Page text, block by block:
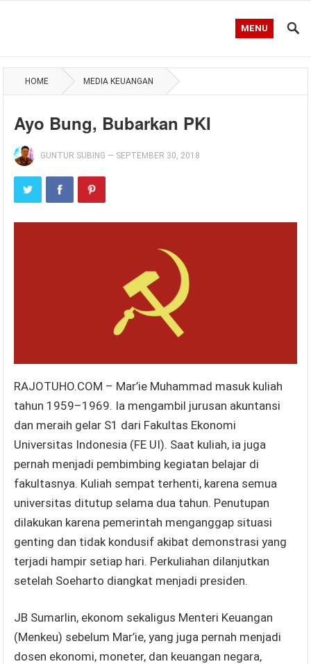
MENU
HOME MEDIA KEUANGAN
Ayo Bung, Bubarkan PKI
GUNTUR SUBING — SEPTEMBER 30, 2018
RAJOTUHO.COM – Mar’ie Muhammad masuk kuliah
tahun 1959–1969. Ia mengambil jurusan akuntansi
dan meraih gelar S1 dari Fakultas Ekonomi
Universitas Indonesia (FE UI). Saat kuliah, ia juga
pernah menjadi pembimbing kegiatan belajar di
fakultasnya. Kuliah sempat terhenti, karena semua
universitas ditutup selama dua tahun. Penutupan
dilakukan karena pemerintah menganggap situasi
genting dan tidak kondusif akibat demonstrasi yang
terjadi hampir setiap hari. Perkuliahan dilanjutkan
setelah Soeharto diangkat menjadi presiden.
JB Sumarlin, ekonom sekaligus Menteri Keuangan
(Menkeu) sebelum Mar’ie, yang juga pernah menjadi
dosen ekonomi, moneter, dan keuangan negara,